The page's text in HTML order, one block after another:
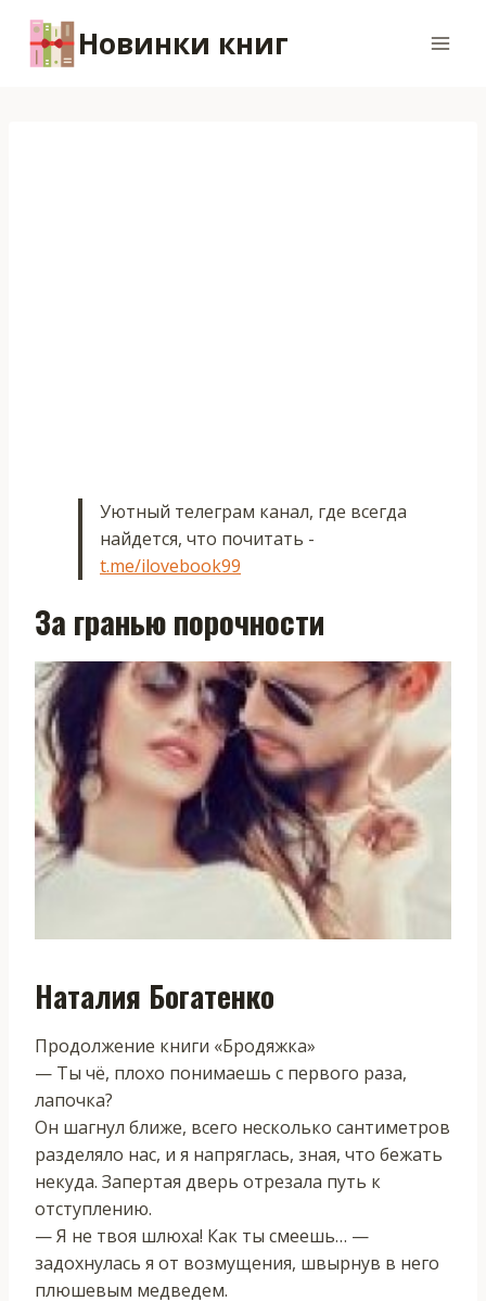
содержимому
Новинки книг
Уютный телеграм канал, где всегда
найдется, что почитать -
t.me/ilovebook99
За гранью порочности
Наталия Богатенко
Продолжение книги «Бродяжка»
— Ты чё, плохо понимаешь с первого раза,
лапочка?
Он шагнул ближе, всего несколько сантиметров
разделяло нас, и я напряглась, зная, что бежать
некуда. Запертая дверь отрезала путь к
отступлению.
— Я не твоя шлюха! Как ты смеешь… —
задохнулась я от возмущения, швырнув в него
плюшевым медведем.